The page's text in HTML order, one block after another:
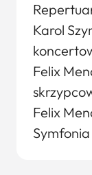
Karol
Felix
Felix